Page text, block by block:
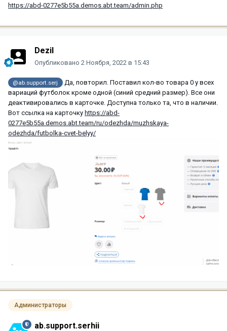
https://abd-0277e5b55a.demos.abt.team/admin.php
Dezil
Опубликовано 2 Ноября, 2022 в 15:43
@ab.support.serj
Да, повторил. Поставил кол-во товара 0 у всех
вариаций футболок кроме одной (синий средний размер). Все они
деактивировались в карточке. Доступна только та, что в наличии.
Вот ссылка на карточку https://abd-
0277e5b55a.demos.abt.team/ru/odezhda/muzhskaya-
odezhda/futbolka-cvet-belyy/
Администраторы
ab.support.serhii